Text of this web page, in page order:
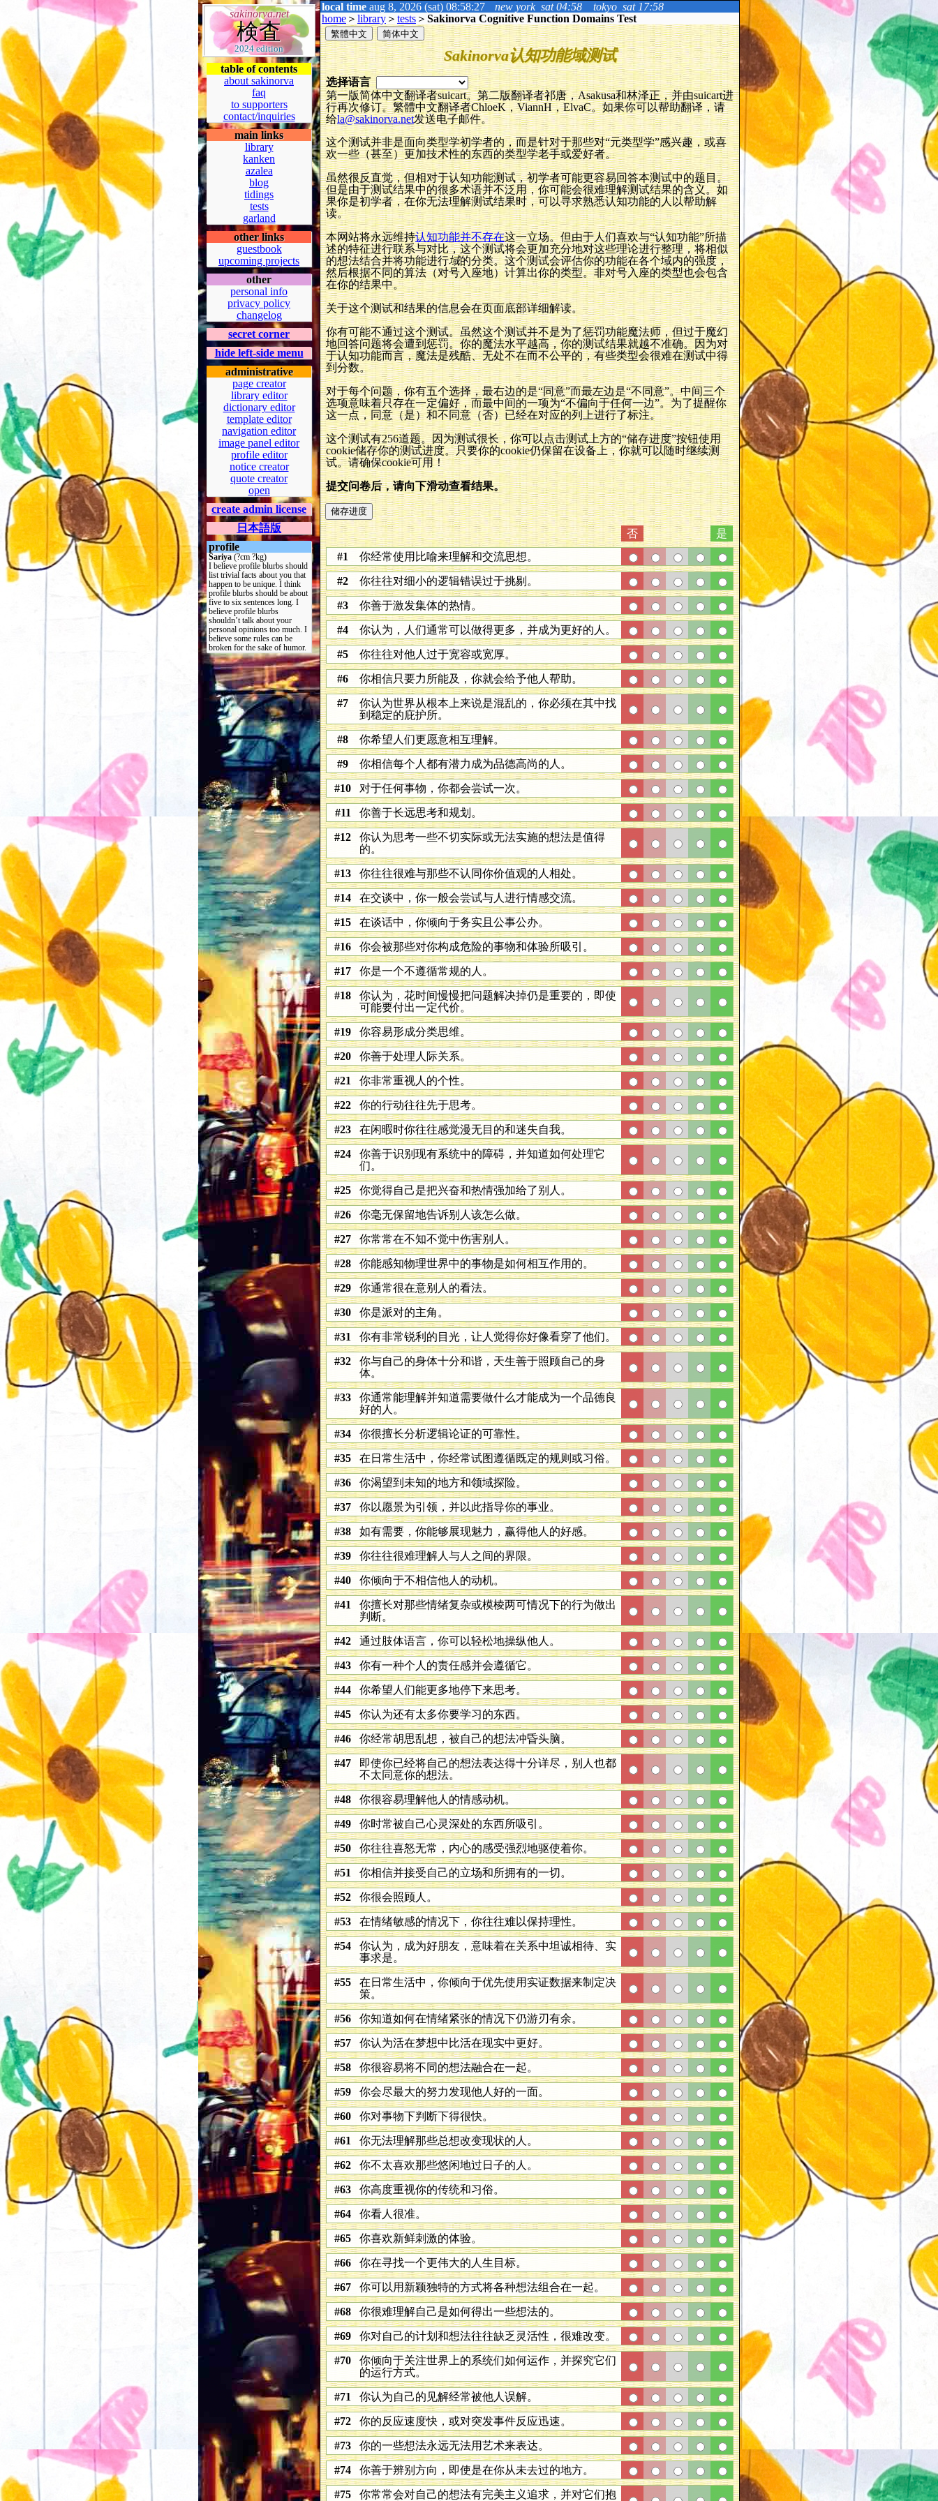
sakinorva.net
検査
2024 edition
table of contents
about sakinorva
faq
to supporters
contact/inquiries
main links
library
kanken
azalea
blog
tidings
tests
garland
other links
guestbook
upcoming projects
other
personal info
privacy policy
changelog
secret corner
hide left-side menu
administrative
page creator
library editor
dictionary editor
template editor
navigation editor
image panel editor
profile editor
notice creator
quote creator
open
create admin license
日本語版
profile
Sariya (?cm ?kg)
I believe profile blurbs should
list trivial facts about you that
happen to be unique. I think
profile blurbs should be about
five to six sentences long. I
believe profile blurbs
shouldn’t talk about your
personal opinions too much. I
believe some rules can be
broken for the sake of humor.
local time aug 8, 2026 (sat) 08:58:30 new york sat 04:58 tokyo sat 17:58
home ＞ library ＞ tests ＞ Sakinorva Cognitive Function Domains Test
繁體中文 简体中文
Sakinorva认知功能域测试
选择语言
第一版简体中文翻译者suicart。第二版翻译者祁唐，Asakusa和林泽正，并由suicart进
行再次修订。繁體中文翻译者ChloeK，ViannH，ElvaC。如果你可以帮助翻译，请
给la@sakinorva.net发送电子邮件。
这个测试并非是面向类型学初学者的，而是针对于那些对“元类型学”感兴趣，或喜
欢一些（甚至）更加技术性的东西的类型学老手或爱好者。
虽然很反直觉，但相对于认知功能测试，初学者可能更容易回答本测试中的题目。
但是由于测试结果中的很多术语并不泛用，你可能会很难理解测试结果的含义。如
果你是初学者，在你无法理解测试结果时，可以寻求熟悉认知功能的人以帮助解
读。
本网站将永远维持认知功能并不存在这一立场。但由于人们喜欢与“认知功能”所描
述的特征进行联系与对比，这个测试将会更加充分地对这些理论进行整理，将相似
的想法结合并将功能进行域的分类。这个测试会评估你的功能在各个域内的强度，
然后根据不同的算法（对号入座地）计算出你的类型。非对号入座的类型也会包含
在你的结果中。
关于这个测试和结果的信息会在页面底部详细解读。
你有可能不通过这个测试。虽然这个测试并不是为了惩罚功能魔法师，但过于魔幻
地回答问题将会遭到惩罚。你的魔法水平越高，你的测试结果就越不准确。因为对
于认知功能而言，魔法是残酷、无处不在而不公平的，有些类型会很难在测试中得
到分数。
对于每个问题，你有五个选择，最右边的是“同意”而最左边是“不同意”。中间三个
选项意味着只存在一定偏好，而最中间的一项为“不偏向于任何一边”。为了提醒你
这一点，同意（是）和不同意（否）已经在对应的列上进行了标注。
这个测试有256道题。因为测试很长，你可以点击测试上方的“储存进度”按钮使用
cookie储存你的测试进度。只要你的cookie仍保留在设备上，你就可以随时继续测
试。请确保cookie可用！
提交问卷后，请向下滑动查看结果。
否
是
#1
你经常使用比喻来理解和交流思想。
#2 你往往对细小的逻辑错误过于挑剔。
#3 你善于激发集体的热情。
#4 你认为，人们通常可以做得更多，并成为更好的人。
#5 你往往对他人过于宽容或宽厚。
#6 你相信只要力所能及，你就会给予他人帮助。
#7
你认为世界从根本上来说是混乱的，你必须在其中找
到稳定的庇护所。
#8 你希望人们更愿意相互理解。
#9 你相信每个人都有潜力成为品德高尚的人。
#10 对于任何事物，你都会尝试一次。
#11 你善于长远思考和规划。
#12
你认为思考一些不切实际或无法实施的想法是值得
的。
#13 你往往很难与那些不认同你价值观的人相处。
#14 在交谈中，你一般会尝试与人进行情感交流。
#15 在谈话中，你倾向于务实且公事公办。
#16 你会被那些对你构成危险的事物和体验所吸引。
#17 你是一个不遵循常规的人。
#18
你认为，花时间慢慢把问题解决掉仍是重要的，即使
可能要付出一定代价。
#19 你容易形成分类思维。
#20 你善于处理人际关系。
#21 你非常重视人的个性。
#22 你的行动往往先于思考。
#23 在闲暇时你往往感觉漫无目的和迷失自我。
#24
你善于识别现有系统中的障碍，并知道如何处理它
们。
#25 你觉得自己是把兴奋和热情强加给了别人。
#26 你毫无保留地告诉别人该怎么做。
#27 你常常在不知不觉中伤害别人。
#28 你能感知物理世界中的事物是如何相互作用的。
#29 你通常很在意别人的看法。
#30 你是派对的主角。
#31 你有非常锐利的目光，让人觉得你好像看穿了他们。
#32
你与自己的身体十分和谐，天生善于照顾自己的身
体。
#33
你通常能理解并知道需要做什么才能成为一个品德良
好的人。
#34 你很擅长分析逻辑论证的可靠性。
#35 在日常生活中，你经常试图遵循既定的规则或习俗。
#36 你渴望到未知的地方和领域探险。
#37 你以愿景为引领，并以此指导你的事业。
#38 如有需要，你能够展现魅力，赢得他人的好感。
#39 你往往很难理解人与人之间的界限。
#40 你倾向于不相信他人的动机。
#41
你擅长对那些情绪复杂或模棱两可情况下的行为做出
判断。
#42 通过肢体语言，你可以轻松地操纵他人。
#43 你有一种个人的责任感并会遵循它。
#44 你希望人们能更多地停下来思考。
#45 你认为还有太多你要学习的东西。
#46 你经常胡思乱想，被自己的想法冲昏头脑。
#47
即使你已经将自己的想法表达得十分详尽，别人也都
不太同意你的想法。
#48 你很容易理解他人的情感动机。
#49 你时常被自己心灵深处的东西所吸引。
#50 你往往喜怒无常，内心的感受强烈地驱使着你。
#51 你相信并接受自己的立场和所拥有的一切。
#52 你很会照顾人。
#53 在情绪敏感的情况下，你往往难以保持理性。
#54
你认为，成为好朋友，意味着在关系中坦诚相待、实
事求是。
#55
在日常生活中，你倾向于优先使用实证数据来制定决
策。
#56 你知道如何在情绪紧张的情况下仍游刃有余。
#57 你认为活在梦想中比活在现实中更好。
#58 你很容易将不同的想法融合在一起。
#59 你会尽最大的努力发现他人好的一面。
#60 你对事物下判断下得很快。
#61 你无法理解那些总想改变现状的人。
#62 你不太喜欢那些悠闲地过日子的人。
#63 你高度重视你的传统和习俗。
#64 你看人很准。
#65 你喜欢新鲜刺激的体验。
#66 你在寻找一个更伟大的人生目标。
#67 你可以用新颖独特的方式将各种想法组合在一起。
#68 你很难理解自己是如何得出一些想法的。
#69 你对自己的计划和想法往往缺乏灵活性，很难改变。
#70
你倾向于关注世界上的系统们如何运作，并探究它们
的运行方式。
#71 你认为自己的见解经常被他人误解。
#72 你的反应速度快，或对突发事件反应迅速。
#73 你的一些想法永远无法用艺术来表达。
#74 你善于辨别方向，即使是在你从未去过的地方。
#75
你常常会对自己的想法有完美主义追求，并对它们抱